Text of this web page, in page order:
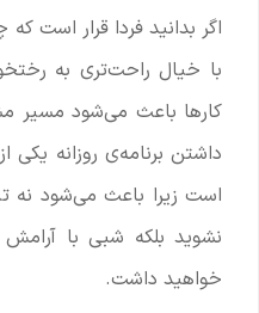
اگر بدانید فردا قرار است
با خیال راحت‌تری به
کارها باعث می‌شود مسیر
داشتن برنامه‌ی روزانه
است زیرا باعث می‌شود نه
نشوید بلکه شبی با
خواهید داشت.